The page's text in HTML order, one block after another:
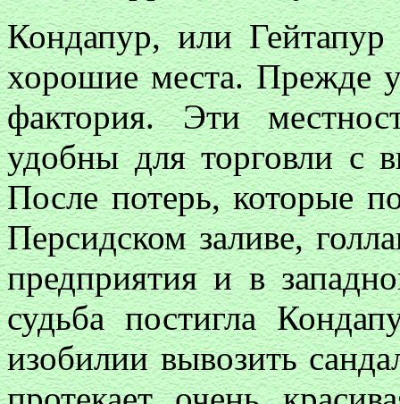
Кондапур, или
хорошие места. Прежде
фактория. Эти
удобны для торговли с
После потерь, которые
Персидском заливе,
предприятия и в
судьба постигла
изобилии вывозить